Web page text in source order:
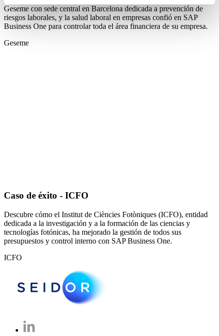
Geseme con sede central en Barcelona dedicada a prevención de
riesgos laborales, y la salud laboral en empresas confió en SAP
Business One para controlar toda el área financiera de su empresa.
Geseme
Caso de éxito - ICFO
Descubre cómo el Institut de Ciències Fotòniques (ICFO), entidad
dedicada a la investigación y a la formación de las ciencias y
tecnologías fotónicas, ha mejorado la gestión de todos sus
presupuestos y control interno con SAP Business One.
ICFO